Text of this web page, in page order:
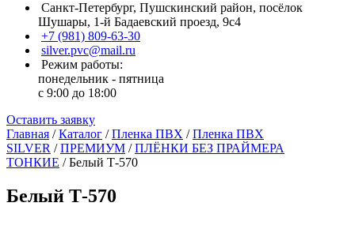
Санкт-Петербург, Пушскинский район, посёлок
Шушары, 1-й Бадаевский проезд, 9с4
+7 (981) 809-63-30
silver.pvc@mail.ru
Режим работы:
понедельник - пятница
с 9:00 до 18:00
Оставить заявку
Главная /Каталог /Пленка ПВХ /Пленка ПВХ
SILVER /ПРЕМИУМ /ПЛЁНКИ БЕЗ ПРАЙМЕРА
ТОНКИЕ /Белый Т-570
Белый Т-570